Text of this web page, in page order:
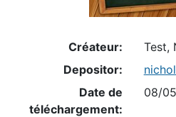
Créateur:
Test,
Depositor:
Date de
téléchargement:
08/